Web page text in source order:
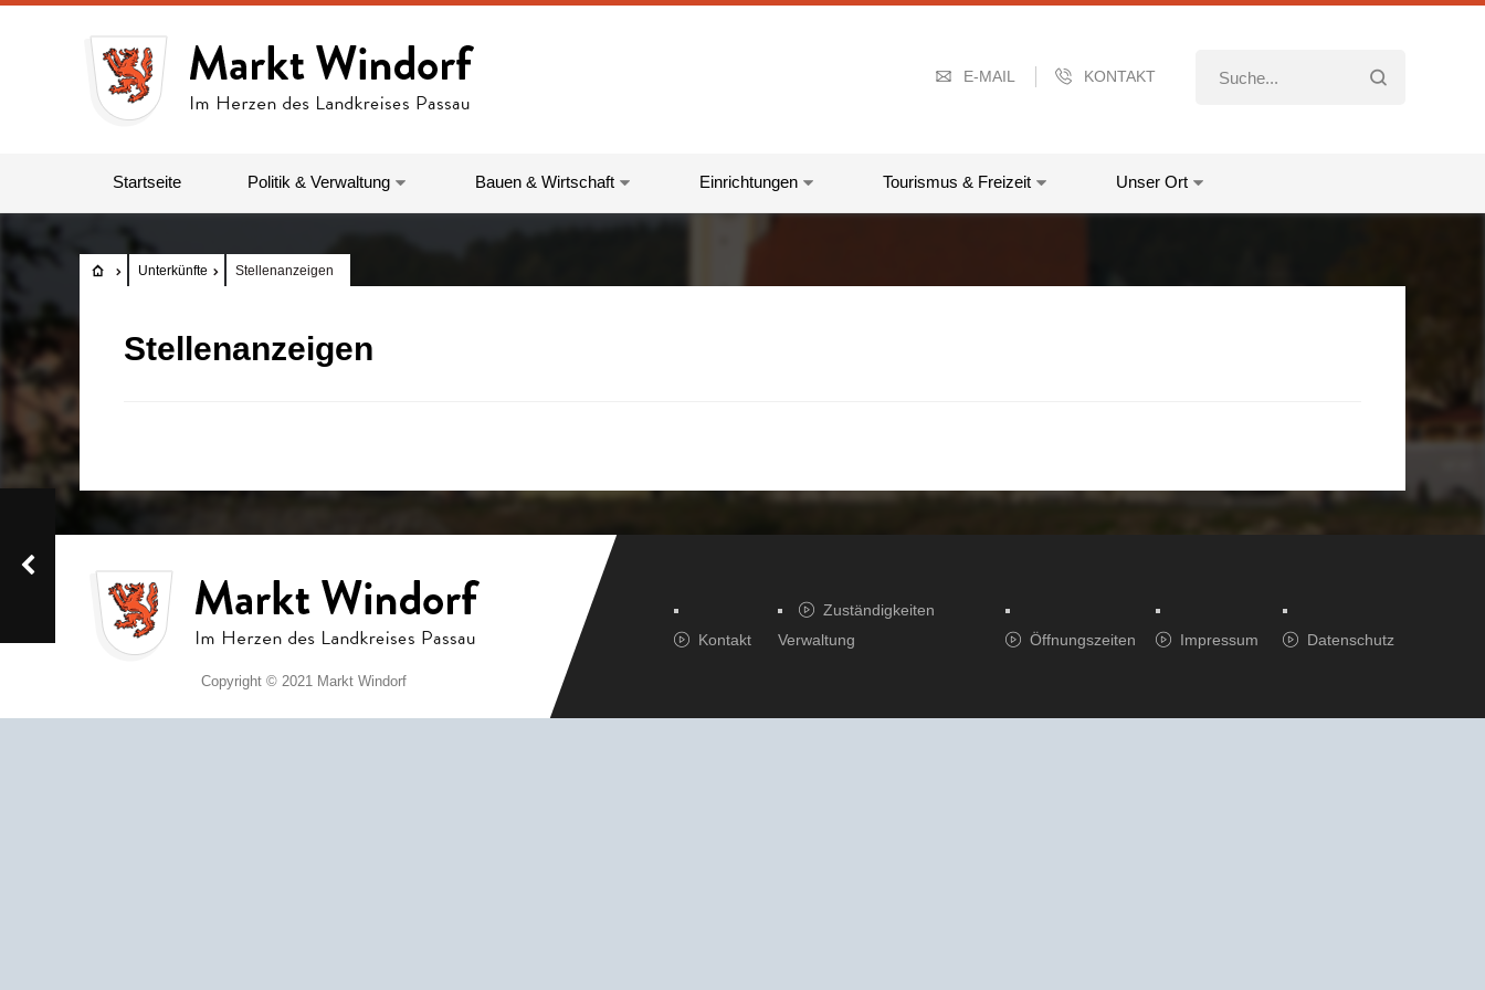
E-MAIL KONTAKT
Startseite Politik & Verwaltung Bauen & Wirtschaft Einrichtungen Tourismus & Freizeit Unser Ort
Unterkünfte Stellenanzeigen
Stellenanzeigen
Copyright © 2021 Markt Windorf
Kontakt
Zuständigkeiten
Verwaltung
Öffnungszeiten Impressum Datenschutz